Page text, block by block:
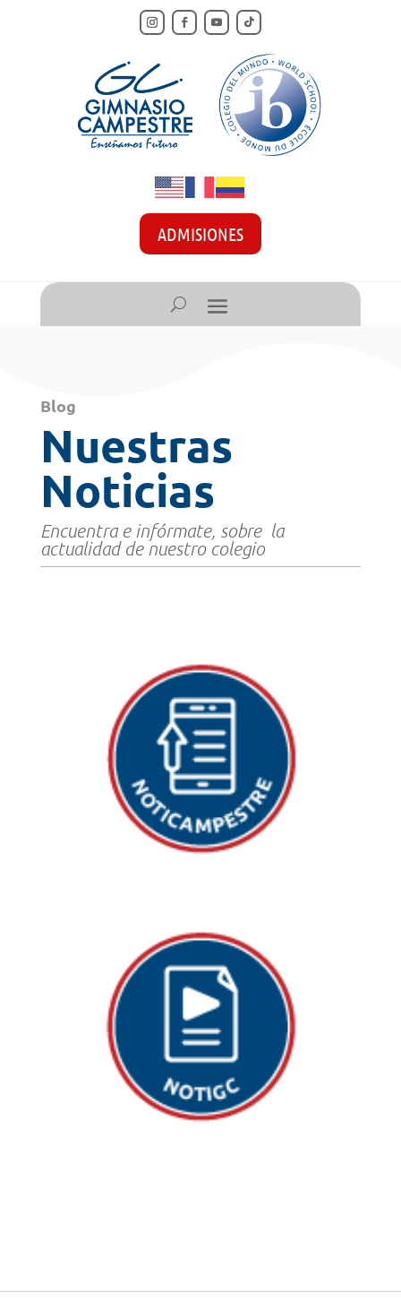
ADMISIONES
Blog
Nuestras
Noticias
Encuentra e infórmate, sobre la
actualidad de nuestro colegio